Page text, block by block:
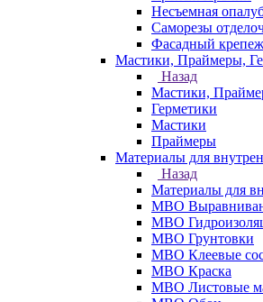
Несъемная
Саморезы
Фасадный крепеж
Мастики, Праймеры,
Назад
Мастики,
Герметики
Мастики
Праймеры
Материалы для
Назад
Материалы для
МВО
МВО
МВО Грунтовки
МВО Клеевые
МВО Краска
МВО Листовые